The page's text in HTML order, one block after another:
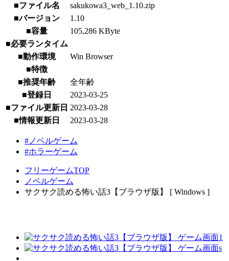
■ファイル名
sakukowa3_web_1.10.zip
■バージョン
1.10
■容量
105,286 KByte
■必要ランタイム
■動作環境
Win Browser
■特徴
■推奨年齢
全年齢
■登録日
2023-03-25
■ファイル更新日 2023-03-28
■情報更新日
2023-03-28
#ノベルゲーム
#ホラーゲーム
フリーゲームTOP
ノベルゲーム
サクサク読める怖い話3【ブラウザ版】 [ Windows ]